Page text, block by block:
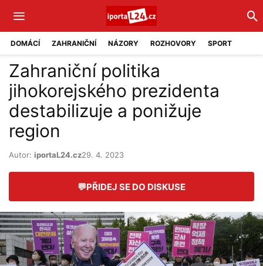
DOMÁCÍ ZAHRANIČNÍ NÁZORY ROZHOVORY SPORT
Zahraniční politika
jihokorejského prezidenta
destabilizuje a ponižuje
region
Autor: iportaL24.cz29. 4. 2023
💬PŘIDEJ SE DO DISKUSE